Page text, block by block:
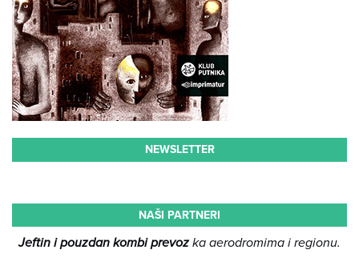
NEWSLETTER
NAŠI PARTNERI
Jeftin i pouzdan kombi prevozka aerodromima i regionu.